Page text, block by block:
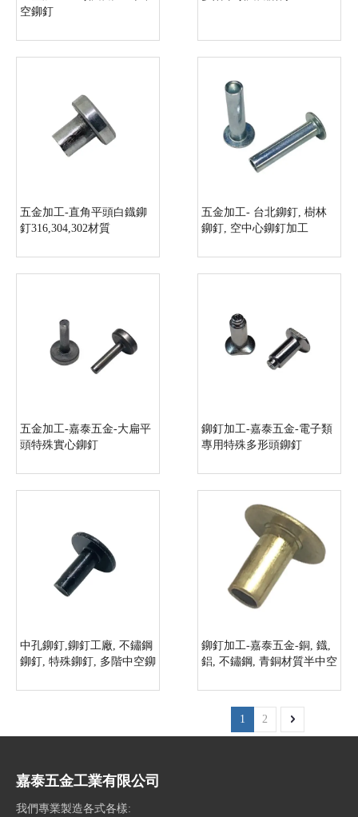
空鉚釘
五金加工-直角平頭白鐡鉚
釘316,304,302材質
五金加工- 台北鉚釘, 樹林
鉚釘, 空中心鉚釘加工
五金加工-嘉泰五金-大扁平
頭特殊實心鉚釘
鉚釘加工-嘉泰五金-電子類
專用特殊多形頭鉚釘
中孔鉚釘,鉚釘工廠, 不鏽鋼
鉚釘, 特殊鉚釘, 多階中空鉚
鉚釘加工-嘉泰五金-銅, 鐡,
鋁, 不鏽鋼, 青銅材質半中空
1 2
嘉泰五金工業有限公司
我們專業製造各式各樣: